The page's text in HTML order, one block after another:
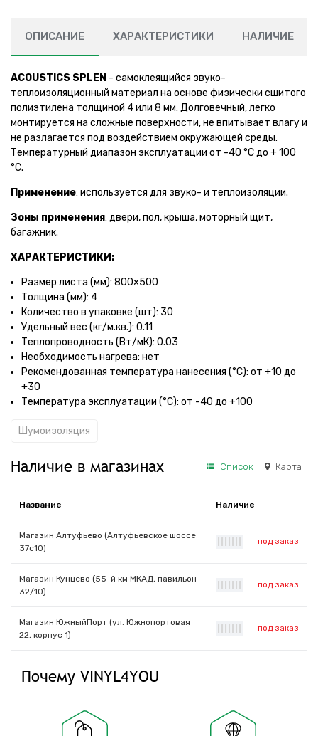
ОПИСАНИЕ ХАРАКТЕРИСТИКИ НАЛИЧИЕ
ACOUSTICS SPLEN - cамоклеящийся звуко-
теплоизоляционный материал на основе физически сшитого
полиэтилена толщиной 4 или 8 мм. Долговечный, легко
монтируется на сложные поверхности, не впитывает влагу и
не разлагается под воздействием окружающей среды.
Температурный диапазон эксплуатации от -40 °С до + 100
°С.
Применение: используется для звуко- и теплоизоляции.
Зоны применения: двери, пол, крыша, моторный щит,
багажник.
ХАРАКТЕРИСТИКИ:
Размер листа (мм): 800×500
Толщина (мм): 4
Количество в упаковке (шт): 30
Удельный вес (кг/м.кв.): 0.11
Теплопроводность (Вт/мК): 0.03
Необходимость нагрева: нет
Рекомендованная температура нанесения (°С): от +10 до
+30
Температура эксплуатации (°С): от -40 до +100
Шумоизоляция
Наличие в магазинах Список Карта
Название Наличие
Магазин Алтуфьево (Алтуфьевское шоссе
37с10)
под заказ
Магазин Кунцево (55-й км МКАД, павильон
32/10)
под заказ
Магазин ЮжныйПорт (ул. Южнопортовая
22, корпус 1)
под заказ
Почему VINYL4YOU